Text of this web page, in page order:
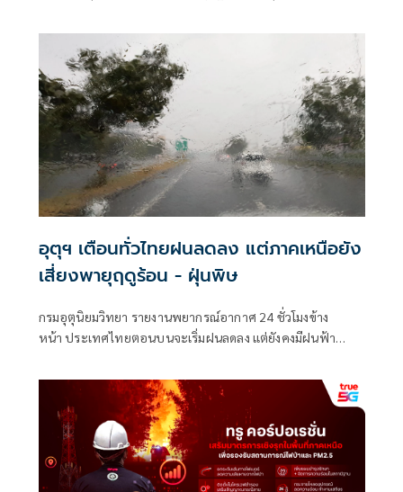
อำเภอ ได้เข้าพบ ร.ต.อ.ประสงค์ เสนอิ่น รอง.สว.(สอบสวน)
สภ.เมืองพิษณุโลก เพื่อแจ้งความร้องทุกข์ดำเนินคดี เกษตรกรจุด
ไฟเผาตอซังข้าว ควันไฟสร้างความเดือดร้อนให้แก่ประชาชน
และผู้ใช้รถใช้ถนน
อุตุฯ เตือนทั่วไทยฝนลดลง แต่ภาคเหนือยัง
เสี่ยงพายุฤดูร้อน - ฝุ่นพิษ
กรมอุตุนิยมวิทยา รายงานพยากรณ์อากาศ 24 ชั่วโมงข้าง
หน้า ประเทศไทยตอนบนจะเริ่มฝนลดลง แต่ยังคงมีฝนฟ้า
บริเวณภาคเหนือ